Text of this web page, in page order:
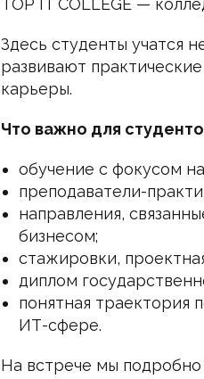
Здесь студенты учатся
развивают
карьеры.
Что важно для
обучение с фокусом
преподаватели-
направления,
бизнесом;
стажировки,
диплом
понятная траектория
ИТ-сфере.
На встрече мы